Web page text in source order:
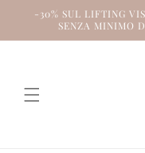
direttamente
ai contenuti
-30% SUL LIFTING
SENZA MINIMO